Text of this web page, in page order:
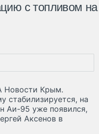
с топливом на
Крым.
стабилизируется, на
Аи-95 уже появился,
Аксенов в